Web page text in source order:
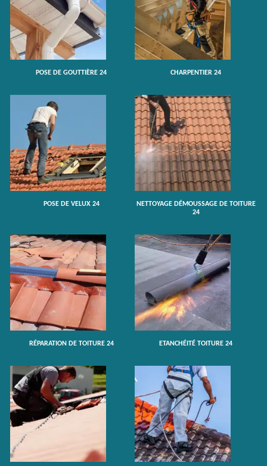
POSE DE GOUTTIÈRE 24 CHARPENTIER 24
POSE DE VELUX 24
NETTOYAGE DÉMOUSSAGE DE TOITURE
24
RÉPARATION DE TOITURE 24 ETANCHÉITÉ TOITURE 24